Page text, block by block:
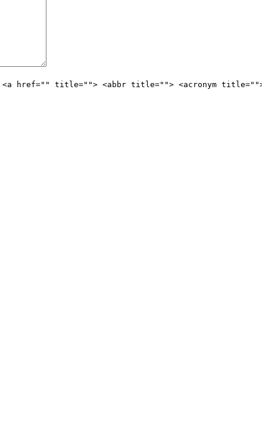
<a href="" title=""> <abbr title=""> <acronym title="">